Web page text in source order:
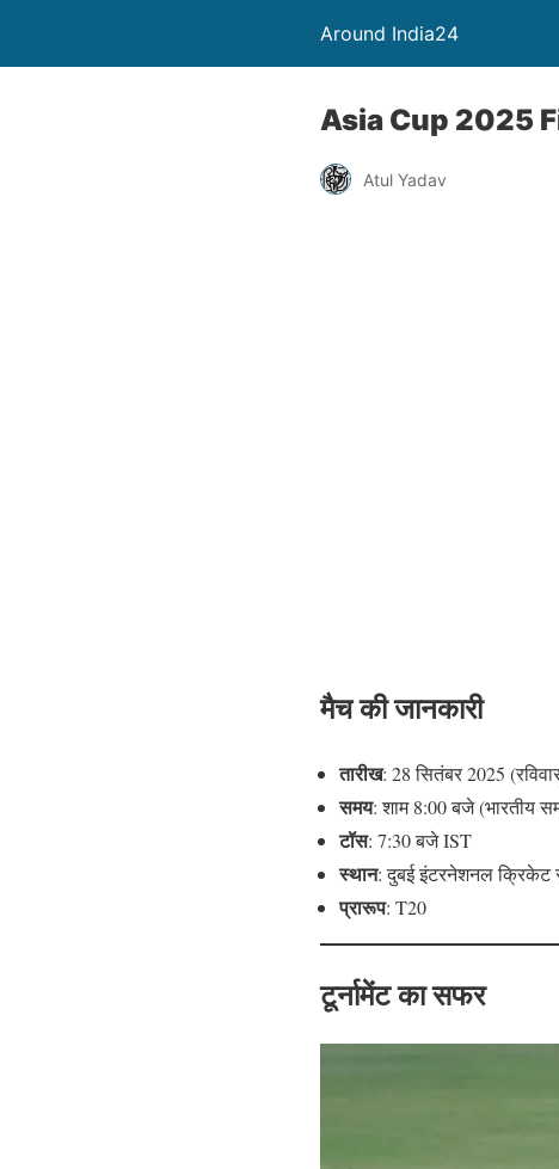
Around India24
Asia Cup 2025
Atul Yadav
मैच की जानकारी
तारीख: 28 सितंबर 2025
समय: शाम 8:00 बजे (भारतीय
टॉस: 7:30 बजे IST
स्थान: दुबई इंटरनेशनल क्रिकेट
प्रारूप: T20
टूर्नामेंट का सफर